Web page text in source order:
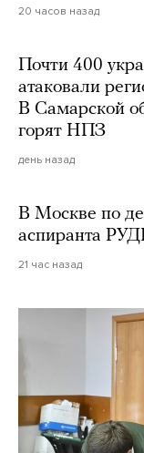
20 часов назад
Почти 400
атаковали
В Самарской
горят НПЗ
день назад
В Москве по
аспиранта
21 час назад